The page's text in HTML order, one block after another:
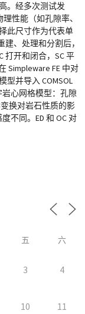
。经多次测试发
性能（如孔隙率、
此尺寸作为代表单
建、处理和分割后，
打开和闭合，SC 平
Simpleware FE 中对
并导入 COMSOL
心网格模型：孔隙
换对岩石性质的影
不同。ED 和 OC 对
五 六
3 4
10 11